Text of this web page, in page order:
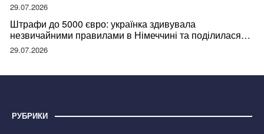
29.07.2026
Штрафи до 5000 євро: українка здивувала
незвичайними правилами в Німеччині та поділилася
правдою
29.07.2026
РУБРИКИ